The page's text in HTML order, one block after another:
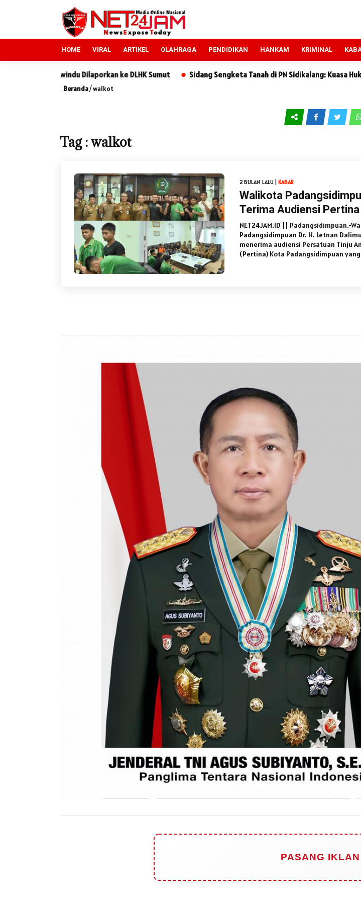
HOME VIRAL ARTIKEL OLAHRAGA PENDIDIKAN HANKAM KRIMINAL
Sewindu Dilaporkan ke DLHK Sumut Sidang Sengketa Tanah di PN Sidikalang: Kuasa Hukum
Beranda/walkot
Tag : walkot
2 BULAN LALU | KABAR
Walikota
Terima Audiensi Pertina
NET24JAM.ID || Padangsidimpuan.-
Padangsidimpuan Dr. H. Letnan
menerima audiensi Persatuan Tinju
(Pertina) Kota Padangsidimpuan
PASANG